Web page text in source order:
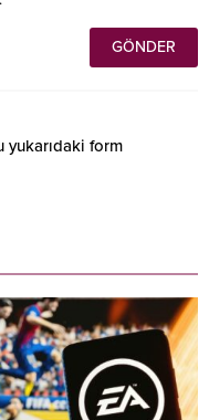
yukarıdaki form